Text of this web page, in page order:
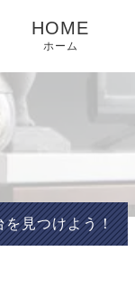
HOME
ホーム
を見つけよう！